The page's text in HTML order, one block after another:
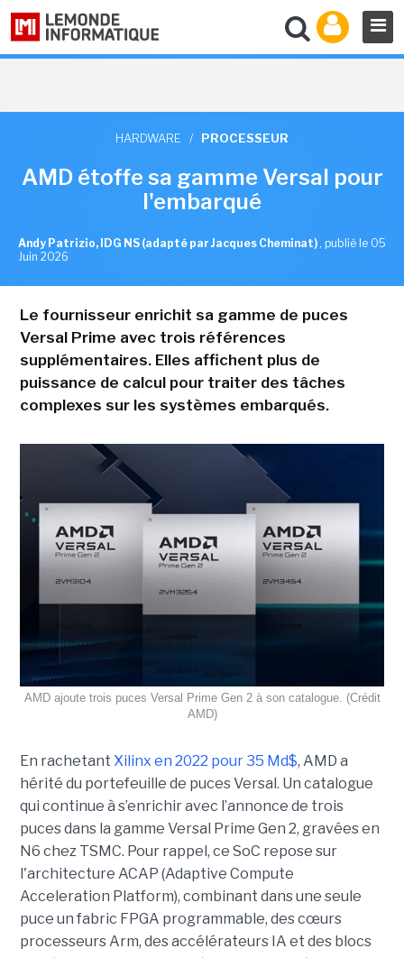
HARDWARE / PROCESSEUR
AMD étoffe sa gamme Versal pour
l'embarqué
Andy Patrizio, IDG NS (adapté par Jacques Cheminat) , publié le 05
Juin 2026
Le fournisseur enrichit sa gamme de puces
Versal Prime avec trois références
supplémentaires. Elles affichent plus de
puissance de calcul pour traiter des tâches
complexes sur les systèmes embarqués.
AMD ajoute trois puces Versal Prime Gen 2 à son catalogue. (Crédit
AMD)
En rachetant Xilinx en 2022 pour 35 Md$, AMD a
hérité du portefeuille de puces Versal. Un catalogue
qui continue à s’enrichir avec l’annonce de trois
puces dans la gamme Versal Prime Gen 2, gravées en
N6 chez TSMC. Pour rappel, ce SoC repose sur
l'architecture ACAP (Adaptive Compute
Acceleration Platform), combinant dans une seule
puce un fabric FPGA programmable, des cœurs
processeurs Arm, des accélérateurs IA et des blocs